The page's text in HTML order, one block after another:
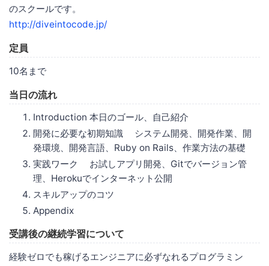
のスクールです。
http://diveintocode.jp/
定員
10名まで
当日の流れ
Introduction 本日のゴール、自己紹介
開発に必要な初期知識 システム開発、開発作業、開
発環境、開発言語、Ruby on Rails、作業方法の基礎
実践ワーク お試しアプリ開発、Gitでバージョン管
理、Herokuでインターネット公開
スキルアップのコツ
Appendix
受講後の継続学習について
経験ゼロでも稼げるエンジニアに必ずなれるプログラミン